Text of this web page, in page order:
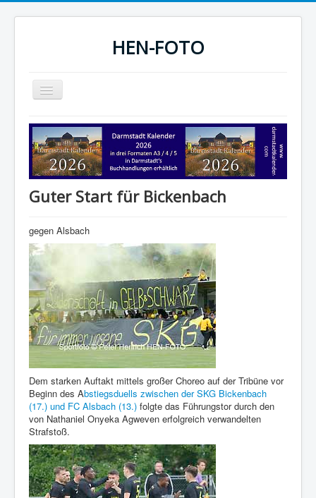
HEN-FOTO
Navigation
an/aus
HEN-FOTO Startseite
Darmstadt Kalender
Sportfotos
Fotografie
Guter Start für Bickenbach
gegen Alsbach
Dem starken Auftakt mittels großer Choreo auf der Tribüne vor
Beginn des Abstiegsduells zwischen der SKG Bickenbach
(17.) und FC Alsbach (13.) folgte das Führungstor durch den
von Nathaniel Onyeka Agweven erfolgreich verwandelten
Strafstoß.